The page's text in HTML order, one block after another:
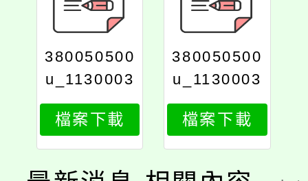
380050500
u_1130003
895_attach
2
檔案下載
380050500
u_1130003
895_attach
1
檔案下載